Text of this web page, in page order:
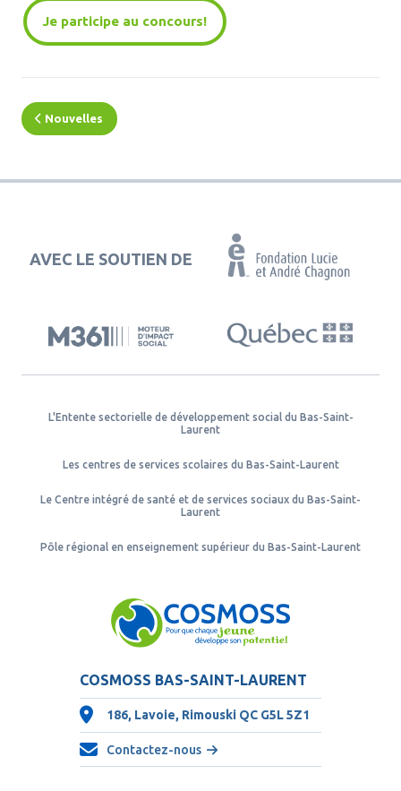
Je participe au concours!
Nouvelles
AVEC LE SOUTIEN DE
L'Entente sectorielle de développement social du Bas-Saint-
Laurent
Les centres de services scolaires du Bas-Saint-Laurent
Le Centre intégré de santé et de services sociaux du Bas-Saint-
Laurent
Pôle régional en enseignement supérieur du Bas-Saint-Laurent
COSMOSS BAS-SAINT-LAURENT
186, Lavoie, Rimouski QC G5L 5Z1
Contactez-nous